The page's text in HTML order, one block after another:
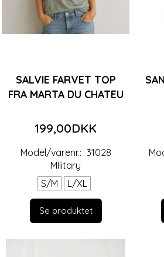
SALVIE FARVET TOP
FRA MARTA DU CHATEU
199,00DKK
Model/varenr.: 31028
MIlitary
S/M
L/XL
Se produktet